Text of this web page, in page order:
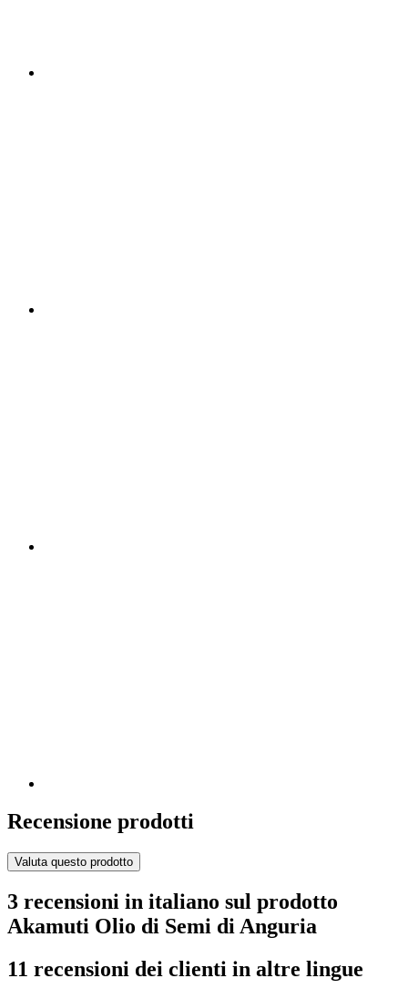
Recensione prodotti
Valuta questo prodotto
3 recensioni in italiano sul prodotto
Akamuti Olio di Semi di Anguria
11 recensioni dei clienti in altre lingue